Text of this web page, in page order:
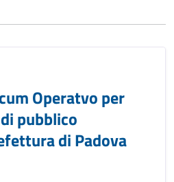
Operatvo per
pubblico
di Padova